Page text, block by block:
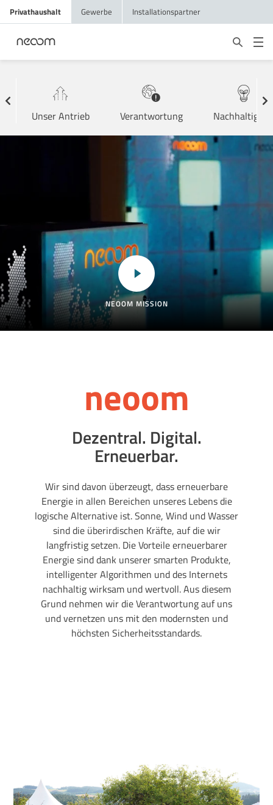
Privathaushalt Gewerbe Installationspartner
Unser Antrieb Verantwortung
NEOOM MISSION
neoom
Dezentral. Digital.
Erneuerbar.
Wir sind davon überzeugt, dass erneuerbare
Energie in allen Bereichen unseres Lebens die
logische Alternative ist. Sonne, Wind und Wasser
sind die überirdischen Kräfte, auf die wir
langfristig setzen. Die Vorteile erneuerbarer
Energie sind dank unserer smarten Produkte,
intelligenter Algorithmen und des Internets
nachhaltig wirksam und wertvoll. Aus diesem
Grund nehmen wir die Verantwortung auf uns
und vernetzen uns mit den modernsten und
höchsten Sicherheitsstandards.